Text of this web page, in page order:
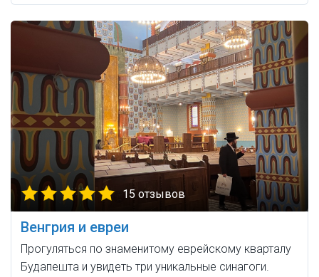
15 отзывов
Венгрия и евреи
Прогуляться по знаменитому еврейскому кварталу
Будапешта и увидеть три уникальные синагоги.